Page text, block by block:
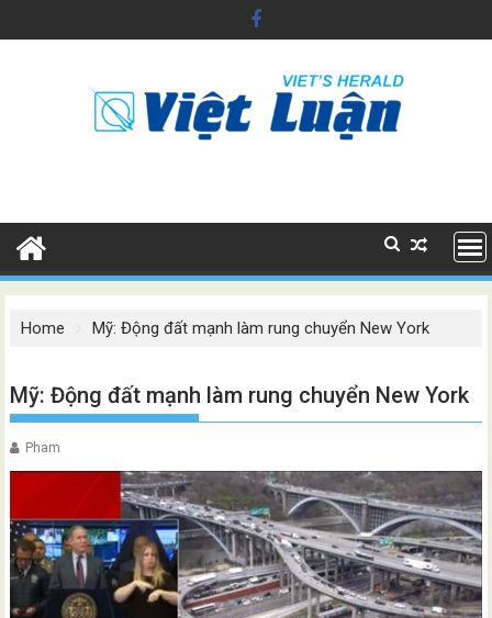
to
Home Mỹ: Động đất mạnh làm rung chuyển New York
Mỹ: Động đất mạnh làm rung chuyển New York
Pham